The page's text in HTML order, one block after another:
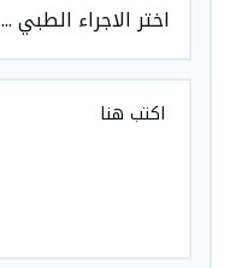
اختر الاجراء الطبي ...